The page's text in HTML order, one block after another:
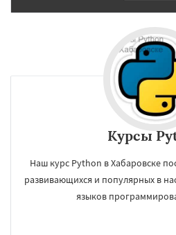
Курсы
Наш курс Python в Хабаровске
развивающихся и популярных в
языков